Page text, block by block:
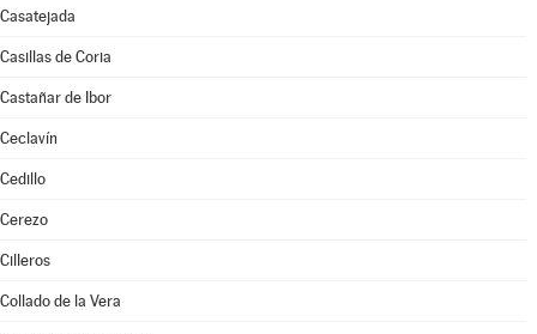
Casatejada
Casillas de Coria
Castañar de Ibor
Ceclavín
Cedillo
Cerezo
Cilleros
Collado de la Vera